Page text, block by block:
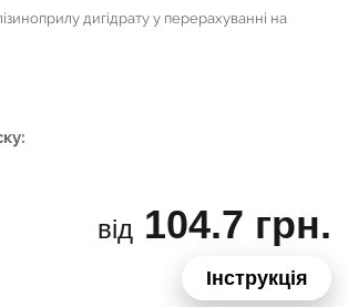
дигідрату у перерахуванні на
від 104.7 грн.
Інструкція